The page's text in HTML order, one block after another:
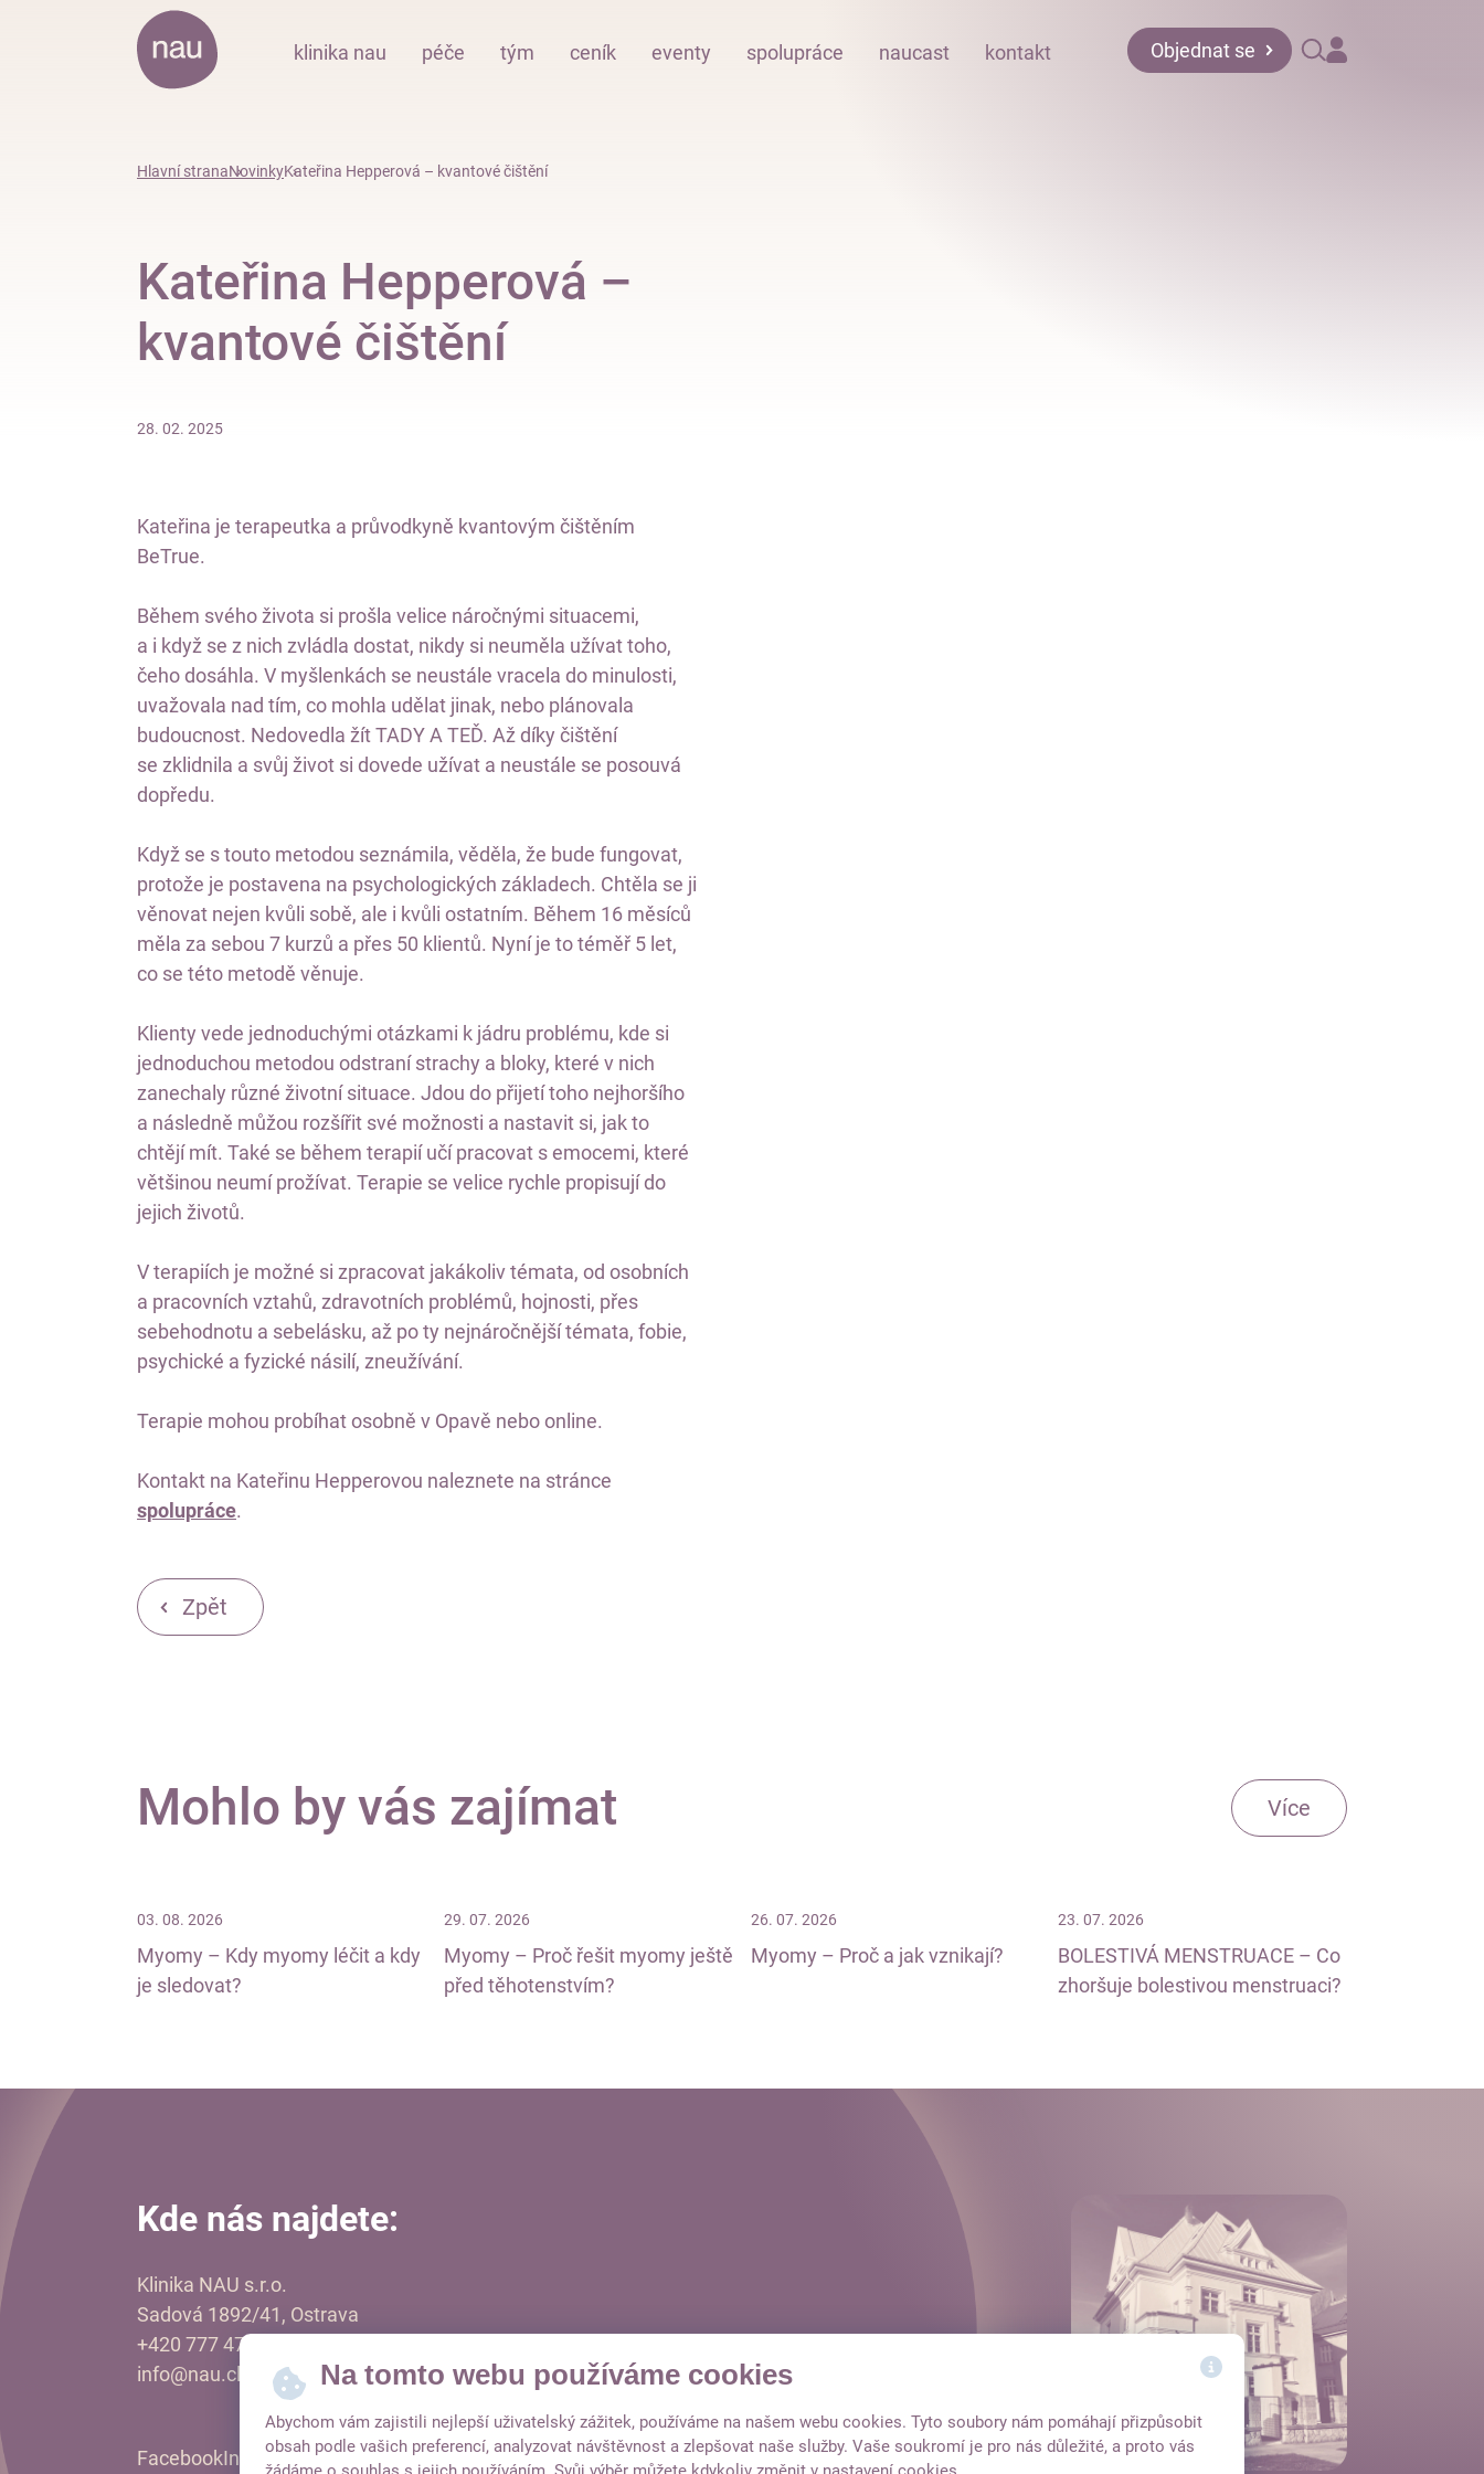
Na tomto webu používáme cookies
Abychom vám zajistili nejlepší uživatelský zážitek, používáme na našem webu cookies. Tyto soubory nám pomáhají přizpůsobit
obsah podle vašich preferencí, analyzovat návštěvnost a zlepšovat naše služby. Vaše soukromí je pro nás důležité, a proto vás
klinika nau péče tým ceník eventy spolupráce naucast kontakt Objednat se
Hlavní stranaNovinkyKateřina Hepperová – kvantové čištění
Kateřina Hepperová –
kvantové čištění
28. 02. 2025
Kateřina je terapeutka a průvodkyně kvantovým čištěním
BeTrue.
Během svého života si prošla velice náročnými situacemi,
a i když se z nich zvládla dostat, nikdy si neuměla užívat toho,
čeho dosáhla. V myšlenkách se neustále vracela do minulosti,
uvažovala nad tím, co mohla udělat jinak, nebo plánovala
budoucnost. Nedovedla žít TADY A TEĎ. Až díky čištění
se zklidnila a svůj život si dovede užívat a neustále se posouvá
dopředu.
Když se s touto metodou seznámila, věděla, že bude fungovat,
protože je postavena na psychologických základech. Chtěla se ji
věnovat nejen kvůli sobě, ale i kvůli ostatním. Během 16 měsíců
měla za sebou 7 kurzů a přes 50 klientů. Nyní je to téměř 5 let,
co se této metodě věnuje.
Klienty vede jednoduchými otázkami k jádru problému, kde si
jednoduchou metodou odstraní strachy a bloky, které v nich
zanechaly různé životní situace. Jdou do přijetí toho nejhoršího
a následně můžou rozšířit své možnosti a nastavit si, jak to
chtějí mít. Také se během terapií učí pracovat s emocemi, které
většinou neumí prožívat. Terapie se velice rychle propisují do
jejich životů.
V terapiích je možné si zpracovat jakákoliv témata, od osobních
a pracovních vztahů, zdravotních problémů, hojnosti, přes
sebehodnotu a sebelásku, až po ty nejnáročnější témata, fobie,
psychické a fyzické násilí, zneužívání.
Terapie mohou probíhat osobně v Opavě nebo online.
Kontakt na Kateřinu Hepperovou naleznete na stránce
spolupráce.
Zpět
Mohlo by vás zajímat Více
03. 08. 2026
Myomy – Kdy myomy léčit a kdy
je sledovat?
29. 07. 2026
Myomy – Proč řešit myomy ještě
před těhotenstvím?
26. 07. 2026
Myomy – Proč a jak vznikají?
23. 07. 2026
BOLESTIVÁ MENSTRUACE – Co
zhoršuje bolestivou menstruaci?
Kde nás najdete:
Klinika NAU s.r.o.
Sadová 1892/41, Ostrava
+420 777 478 750
info@nau.clinic
FacebookInstagram LinkedInTiktok Objednat se